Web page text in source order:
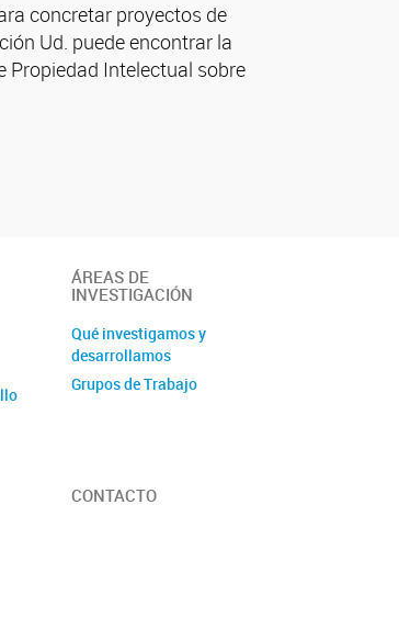
concretar proyectos de
Ud. puede encontrar la
Propiedad Intelectual sobre
ÁREAS DE
INVESTIGACIÓN
Qué investigamos y
desarrollamos
Grupos de Trabajo
CONTACTO